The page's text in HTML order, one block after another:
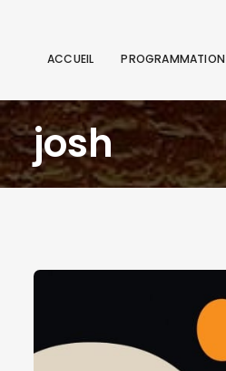
ACCUEIL PROGRAMMATION
josh